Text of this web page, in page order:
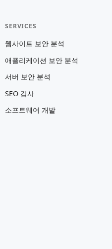
SERVICES
웹사이트 보안 분석
애플리케이션 보안 분석
서버 보안 분석
SEO 감사
소프트웨어 개발